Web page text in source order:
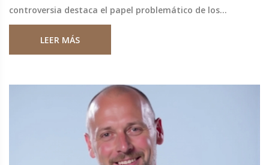
controversia destaca el papel problemático de los
influencers en situaciones de crisis, y la necesidad de una
comunicación responsable.
LEER MÁS